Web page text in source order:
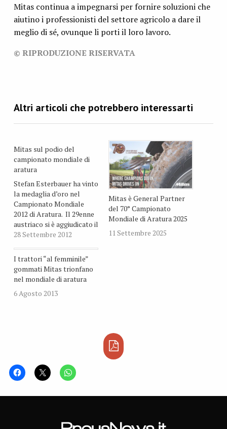
Mitas continua a impegnarsi per fornire soluzioni che
aiutino i professionisti del settore agricolo a dare il
meglio di sé, ovunque li porti il ​​loro lavoro.
© RIPRODUZIONE RISERVATA
Mitas sul podio del
campionato mondiale di
aratura
Stefan Esterbauer ha vinto
la medaglia d’oro nel
Campionato Mondiale
2012 di Aratura. Il 29enne
austriaco si è aggiudicato il
podio guidando un
equipaggiato con
pneumatici Mitas.
28 Settembre 2012
Mitas è General Partner
del 70° Campionato
Mondiale di Aratura 2025
11 Settembre 2025
I trattori “al femminile”
gommati Mitas trionfano
nel mondiale di aratura
6 Agosto 2013